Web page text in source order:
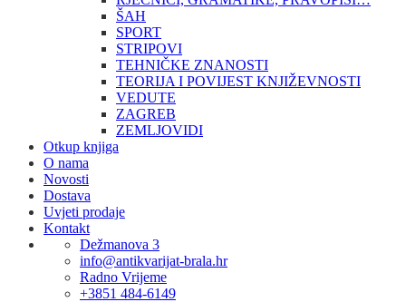
ŠAH
SPORT
STRIPOVI
TEHNIČKE ZNANOSTI
TEORIJA I POVIJEST KNJIŽEVNOSTI
VEDUTE
ZAGREB
ZEMLJOVIDI
Otkup knjiga
O nama
Novosti
Dostava
Uvjeti prodaje
Kontakt
Dežmanova 3
info@antikvarijat-brala.hr
Radno Vrijeme
+3851 484-6149